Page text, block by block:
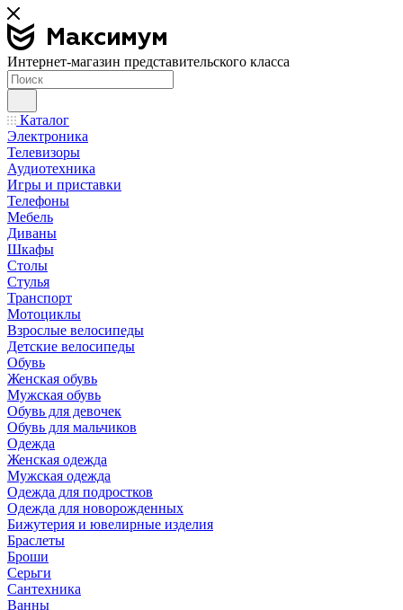
Интернет-магазин представительского класса
Каталог
Электроника
Телевизоры
Аудиотехника
Игры и приставки
Телефоны
Мебель
Диваны
Шкафы
Столы
Стулья
Транспорт
Мотоциклы
Взрослые велосипеды
Детские велосипеды
Обувь
Женская обувь
Мужская обувь
Обувь для девочек
Обувь для мальчиков
Одежда
Женская одежда
Мужская одежда
Одежда для подростков
Одежда для новорожденных
Бижутерия и ювелирные изделия
Браслеты
Броши
Серьги
Сантехника
Ванны